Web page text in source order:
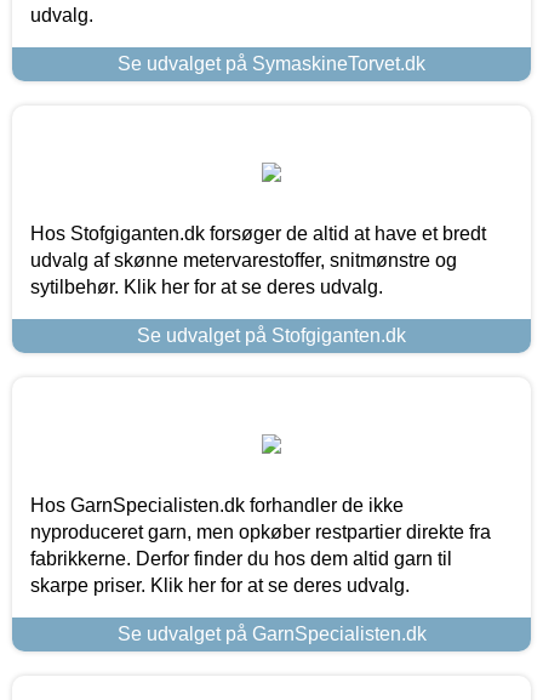
udvalg.
Se udvalget på SymaskineTorvet.dk
Hos Stofgiganten.dk forsøger de altid at have et bredt
udvalg af skønne metervarestoffer, snitmønstre og
sytilbehør. Klik her for at se deres udvalg.
Se udvalget på Stofgiganten.dk
Hos GarnSpecialisten.dk forhandler de ikke
nyproduceret garn, men opkøber restpartier direkte fra
fabrikkerne. Derfor finder du hos dem altid garn til
skarpe priser. Klik her for at se deres udvalg.
Se udvalget på GarnSpecialisten.dk